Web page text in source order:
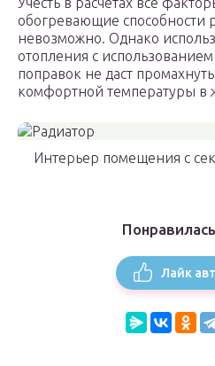
обогревающие способности
невозможно. Однако
отопления с
поправок не даст
комфортной температуры в
Интерьер помещения с
Лайк